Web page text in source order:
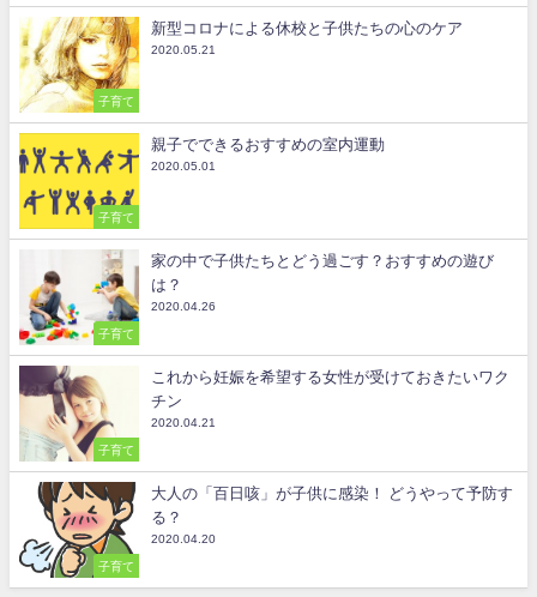
子育て
新型コロナによる休校と子供たちの心のケア
2020.05.21
子育て
親子でできるおすすめの室内運動
2020.05.01
子育て
家の中で子供たちとどう過ごす？おすすめの遊び
は？
2020.04.26
子育て
これから妊娠を希望する女性が受けておきたいワク
チン
2020.04.21
子育て
大人の「百日咳」が子供に感染！ どうやって予防す
る？
2020.04.20